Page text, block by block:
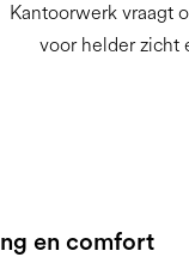
Kantoorwerk vraagt
voor helder zicht
en comfort